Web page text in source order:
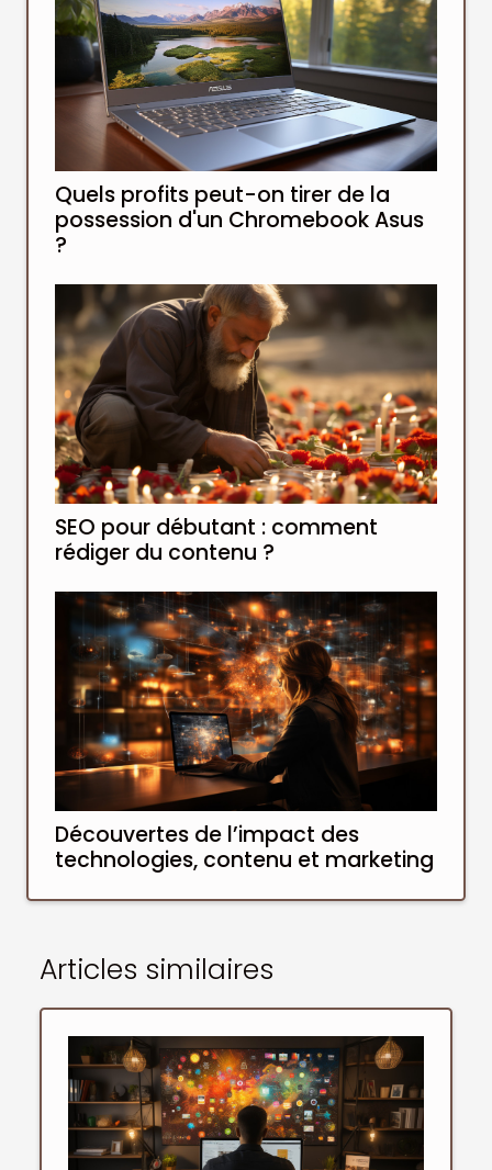
Quels profits peut-on tirer de la
possession d'un Chromebook Asus
?
SEO pour débutant : comment
rédiger du contenu ?
Découvertes de l’impact des
technologies, contenu et marketing
Articles similaires